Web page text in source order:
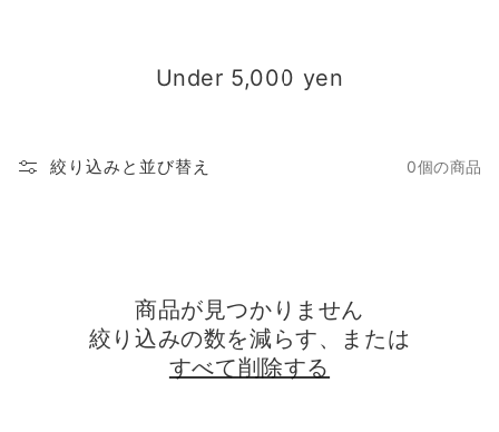
Under 5,000 yen
絞り込みと並び替え 0個の商品
商品が見つかりません
絞り込みの数を減らす、または
すべて削除する